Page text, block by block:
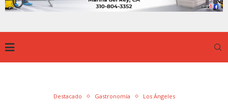
Destacado Gastronomía Los Ángeles